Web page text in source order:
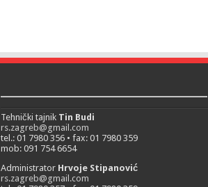
___________________________
Tehnički tajnik Tin Budi
rs.zagreb@gmail.com
tel.: 01 7980 356 • fax: 01 7980 359
mob: 091 754 6654
Administrator Hrvoje Stipanović
rs.zagreb@gmail.com